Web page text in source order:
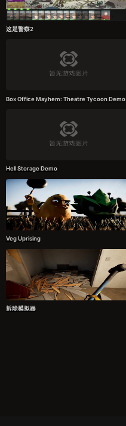
这是警察2
Box Office Mayhem: Theatre Tycoon Demo
Hell Storage Demo
Veg Uprising
拆除模拟器